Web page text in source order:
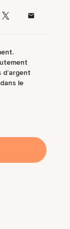
d’argent
le